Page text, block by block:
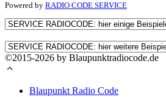
Powered by RADIO CODE SERVICE
©2015-2026 by Blaupunktradiocode.de
Blaupunkt Radio Code